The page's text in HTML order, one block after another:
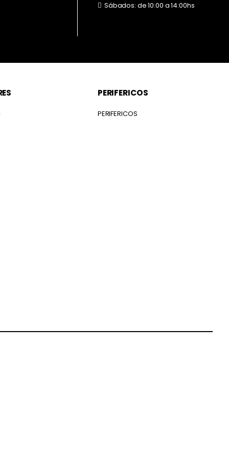
Sábados: de 10:00 a 14:00hs
PERIFERICOS
PERIFERICOS